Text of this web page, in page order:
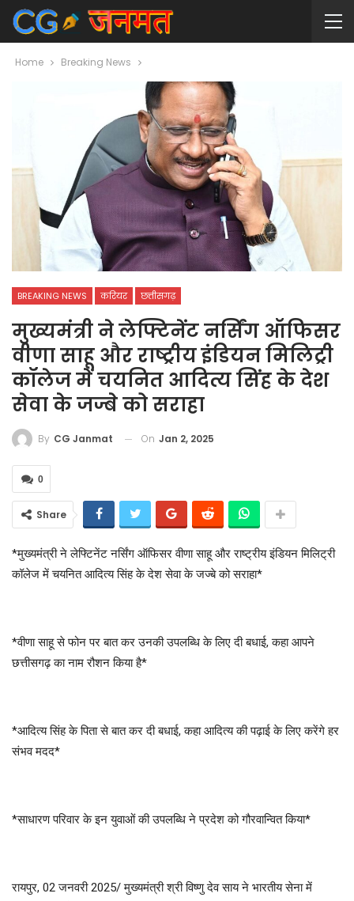
Home Breaking News
BREAKING NEWS करियर छत्तीसगढ़
मुख्यमंत्री ने लेफ्टिनेंट नर्सिंग ऑफिसर
वीणा साहू और राष्ट्रीय इंडियन मिलिट्री
कॉलेज में चयनित आदित्य सिंह के देश
सेवा के जज्बे को सराहा
By CG Janmat On Jan 2, 2025
0
Share
*मुख्यमंत्री ने लेफ्टिनेंट नर्सिंग ऑफिसर वीणा साहू और राष्ट्रीय इंडियन मिलिट्री
कॉलेज में चयनित आदित्य सिंह के देश सेवा के जज्बे को सराहा*
*वीणा साहू से फोन पर बात कर उनकी उपलब्धि के लिए दी बधाई, कहा आपने
छत्तीसगढ़ का नाम रौशन किया है*
*आदित्य सिंह के पिता से बात कर दी बधाई, कहा आदित्य की पढ़ाई के लिए करेंगे हर
संभव मदद*
*साधारण परिवार के इन युवाओं की उपलब्धि ने प्रदेश को गौरवान्वित किया*
रायपुर, 02 जनवरी 2025/ मुख्यमंत्री श्री विष्णु देव साय ने भारतीय सेना में